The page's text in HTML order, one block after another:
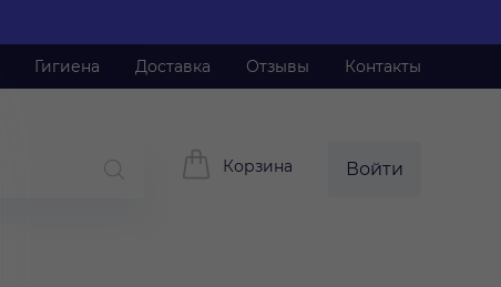
Гигиена Доставка Отзывы Контакты
Корзина Войти